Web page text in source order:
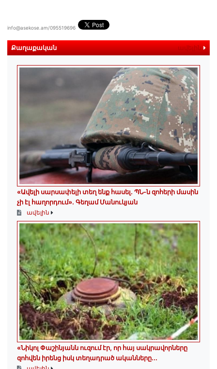
info@asekose.am/095519696
Քաղաքական ավելին
«Ավելի սարսափելի տեղ ենք հասել. ՊՆ-ն զոհերի մասին
չի էլ հաղորդում». Գեղամ Մանուկյան
ավելին
«Նիկոլ Փաշինյանն ուզում էր, որ հայ սակրավորները
զոհվեն իրենց իսկ տեղադրած ականները...